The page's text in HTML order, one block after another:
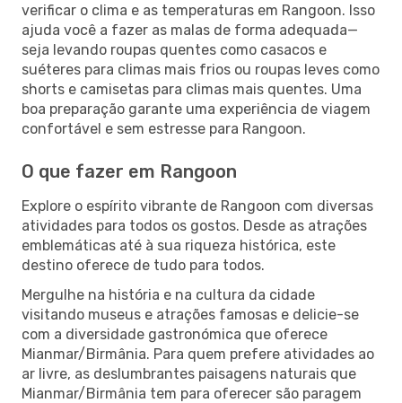
verificar o clima e as temperaturas em Rangoon. Isso
ajuda você a fazer as malas de forma adequada—
seja levando roupas quentes como casacos e
suéteres para climas mais frios ou roupas leves como
shorts e camisetas para climas mais quentes. Uma
boa preparação garante uma experiência de viagem
confortável e sem estresse para Rangoon.
O que fazer em Rangoon
Explore o espírito vibrante de Rangoon com diversas
atividades para todos os gostos. Desde as atrações
emblemáticas até à sua riqueza histórica, este
destino oferece de tudo para todos.
Mergulhe na história e na cultura da cidade
visitando museus e atrações famosas e delicie-se
com a diversidade gastronómica que oferece
Mianmar/Birmânia. Para quem prefere atividades ao
ar livre, as deslumbrantes paisagens naturais que
Mianmar/Birmânia tem para oferecer são paragem